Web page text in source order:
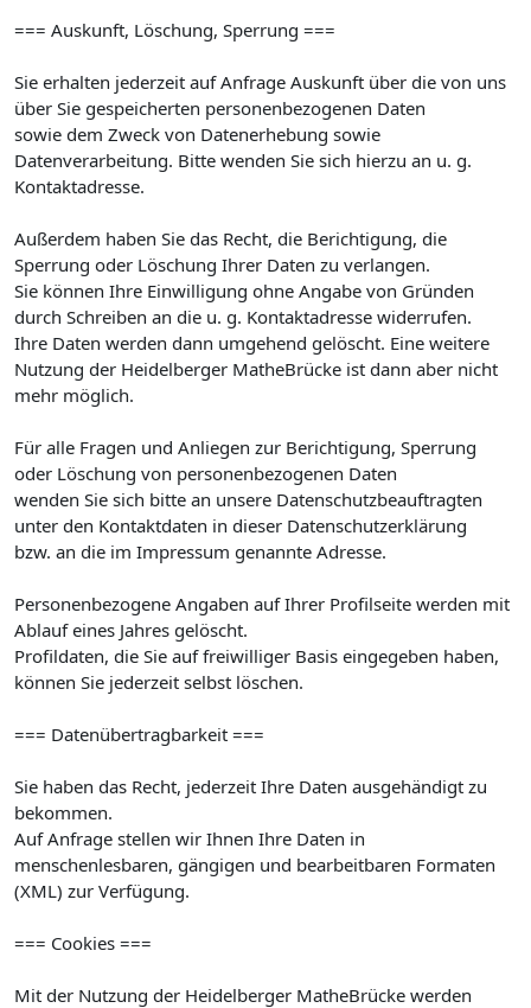
=== Auskunft, Löschung, Sperrung ===
Sie erhalten jederzeit auf Anfrage Auskunft über die von uns
über Sie gespeicherten personenbezogenen Daten
sowie dem Zweck von Datenerhebung sowie
Datenverarbeitung. Bitte wenden Sie sich hierzu an u. g.
Kontaktadresse.
Außerdem haben Sie das Recht, die Berichtigung, die
Sperrung oder Löschung Ihrer Daten zu verlangen.
Sie können Ihre Einwilligung ohne Angabe von Gründen
durch Schreiben an die u. g. Kontaktadresse widerrufen.
Ihre Daten werden dann umgehend gelöscht. Eine weitere
Nutzung der Heidelberger MatheBrücke ist dann aber nicht
mehr möglich.
Für alle Fragen und Anliegen zur Berichtigung, Sperrung
oder Löschung von personenbezogenen Daten
wenden Sie sich bitte an unsere Datenschutzbeauftragten
unter den Kontaktdaten in dieser Datenschutzerklärung
bzw. an die im Impressum genannte Adresse.
Personenbezogene Angaben auf Ihrer Profilseite werden mit
Ablauf eines Jahres gelöscht.
Profildaten, die Sie auf freiwilliger Basis eingegeben haben,
können Sie jederzeit selbst löschen.
=== Datenübertragbarkeit ===
Sie haben das Recht, jederzeit Ihre Daten ausgehändigt zu
bekommen.
Auf Anfrage stellen wir Ihnen Ihre Daten in
menschenlesbaren, gängigen und bearbeitbaren Formaten
(XML) zur Verfügung.
=== Cookies ===
Mit der Nutzung der Heidelberger MatheBrücke werden